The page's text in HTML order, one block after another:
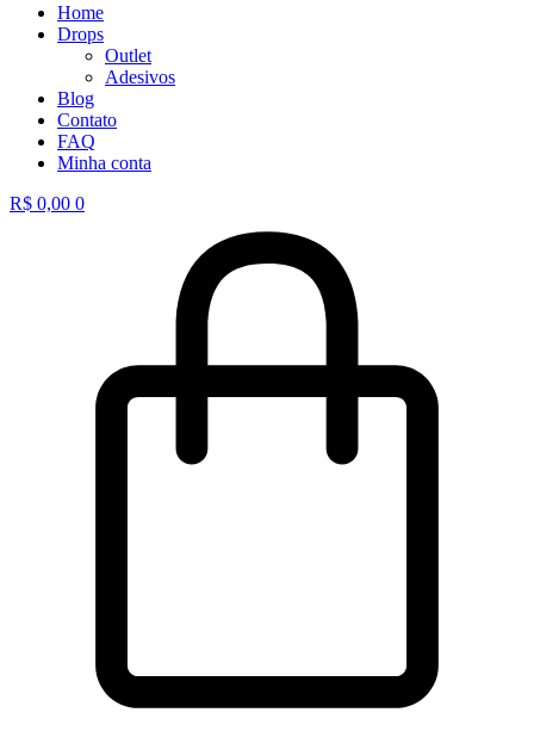
Home
Drops
Outlet
Adesivos
Blog
Contato
FAQ
Minha conta
R$ 0,00 0